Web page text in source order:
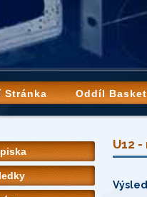
Stránka Oddíl
U12